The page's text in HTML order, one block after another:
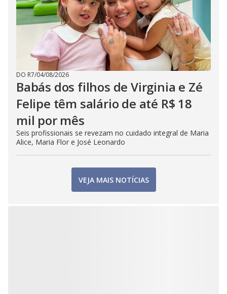
DO R7/04/08/2026
Babás dos filhos de Virginia e Zé
Felipe têm salário de até R$ 18
mil por mês
Seis profissionais se revezam no cuidado integral de Maria
Alice, Maria Flor e José Leonardo
VEJA MAIS NOTÍCIAS